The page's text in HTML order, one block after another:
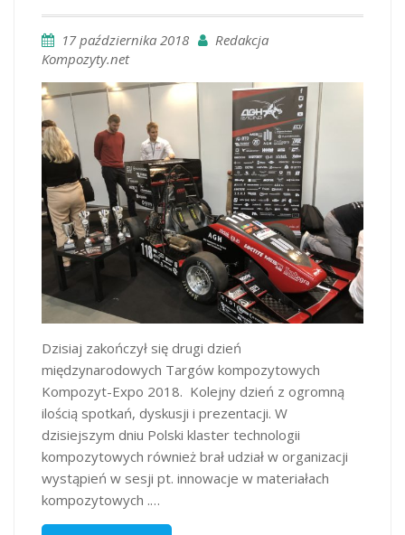
17 października 2018
Redakcja
Kompozyty.net
Dzisiaj zakończył się drugi dzień
międzynarodowych Targów kompozytowych
Kompozyt-Expo 2018. Kolejny dzień z ogromną
ilością spotkań, dyskusji i prezentacji. W
dzisiejszym dniu Polski klaster technologii
kompozytowych również brał udział w organizacji
wystąpień w sesji pt. innowacje w materiałach
kompozytowych .…